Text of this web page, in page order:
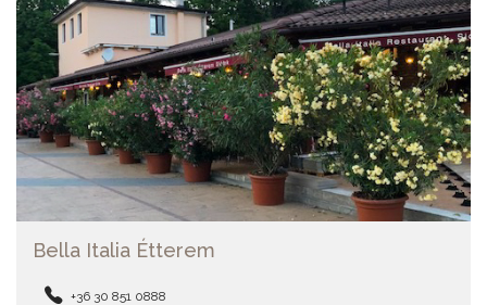
Bella Italia Étterem
+36 30 851 0888